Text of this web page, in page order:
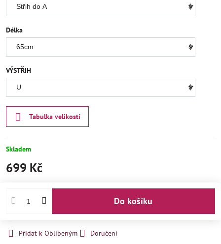
Délka
VÝSTŘIH
Tabulka velikostí
Skladem
699 Kč
Do košíku
Přidat k Oblíbeným
Doručení